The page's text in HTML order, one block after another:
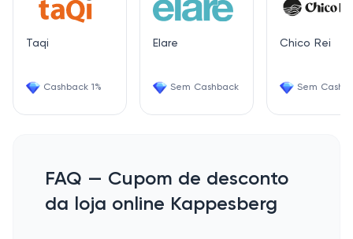
Taqi
Cashback 1%
Elare
Sem Cashback
Chico Rei
Sem
FAQ — Cupom de desconto
da loja online Kappesberg